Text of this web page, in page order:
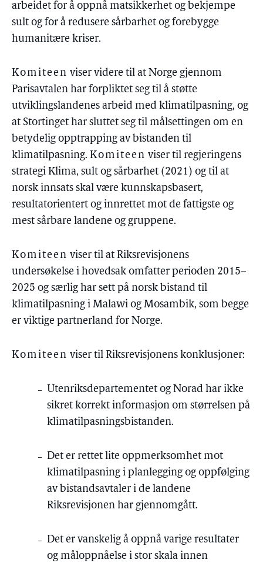
arbeidet for å oppnå matsikkerhet og bekjempe
sult og for å redusere sårbarhet og forebygge
humanitære kriser.
Komiteen viser videre til at Norge gjennom
Parisavtalen har forpliktet seg til å støtte
utviklingslandenes arbeid med klimatilpasning, og
at Stortinget har sluttet seg til målsettingen om en
betydelig opptrapping av bistanden til
klimatilpasning. Komiteen viser til regjeringens
strategi Klima, sult og sårbarhet (2021) og til at
norsk innsats skal være kunnskapsbasert,
resultatorientert og innrettet mot de fattigste og
mest sårbare landene og gruppene.
Komiteen viser til at Riksrevisjonens
undersøkelse i hovedsak omfatter perioden 2015–
2025 og særlig har sett på norsk bistand til
klimatilpasning i Malawi og Mosambik, som begge
er viktige partnerland for Norge.
Komiteen viser til Riksrevisjonens konklusjoner:
Utenriksdepartementet og Norad har ikke
sikret korrekt informasjon om størrelsen på
klimatilpasningsbistanden.
Det er rettet lite oppmerksomhet mot
klimatilpasning i planlegging og oppfølging
av bistandsavtaler i de landene
Riksrevisjonen har gjennomgått.
Det er vanskelig å oppnå varige resultater
og måloppnåelse i stor skala innen